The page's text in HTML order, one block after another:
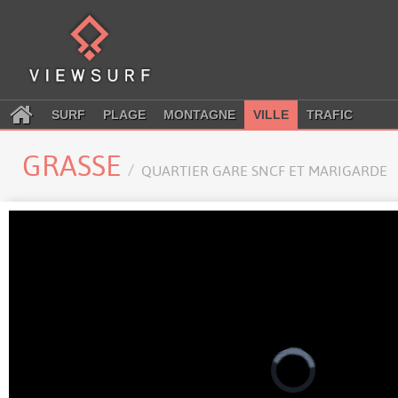
SURF PLAGE MONTAGNE VILLE TRAFIC
GRASSE QUARTIER GARE SNCF ET MARIGARDE